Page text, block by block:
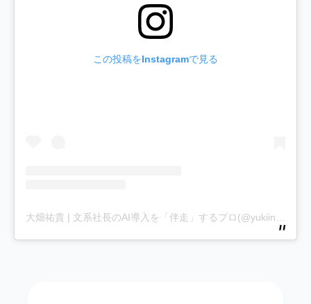
この投稿をInstagramで見る
大畑祐貴 | 文系社長のAI導入を「伴走」するプロ(@yukiinfinity1)がシェアした投稿